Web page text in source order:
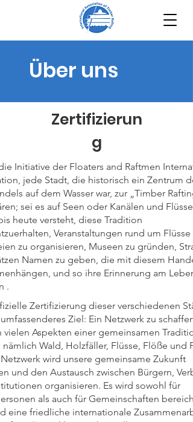
Über uns
Zertifizierun
g
Initiative der Floaters and Raftmen
jede Stadt, die historisch ein Zentrum
auf dem Wasser war, zur „Timber
sei es auf Seen oder Kanälen und
heute versteht, diese Tradition
Veranstaltungen rund um Flüsse
zu organisieren, Museen zu gründen,
Namen zu geben, die mit diesem Handel
und so ihre Erinnerung am Leben
.
Zertifizierung dieser verschiedenen
Ziel: Ein Netzwerk zu
vielen Aspekten einer gemeinsamen
Wald, Holzfäller, Flüsse, Flöße und
wird unsere gemeinsame Zukunft
und den Austausch zwischen Bürgern,
organisieren. Es wird sowohl für
als auch für Gemeinschaften
eine friedliche internationale